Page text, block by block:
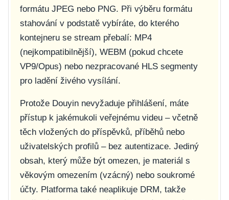
formátu JPEG nebo PNG. Při výběru formátu
stahování v podstatě vybíráte, do kterého
kontejneru se stream přebalí: MP4
(nejkompatibilnější), WEBM (pokud chcete
VP9/Opus) nebo nezpracované HLS segmenty
pro ladění živého vysílání.
Protože Douyin nevyžaduje přihlášení, máte
přístup k jakémukoli veřejnému videu – včetně
těch vložených do příspěvků, příběhů nebo
uživatelských profilů – bez autentizace. Jediný
obsah, který může být omezen, je materiál s
věkovým omezením (vzácný) nebo soukromé
účty. Platforma také neaplikuje DRM, takže